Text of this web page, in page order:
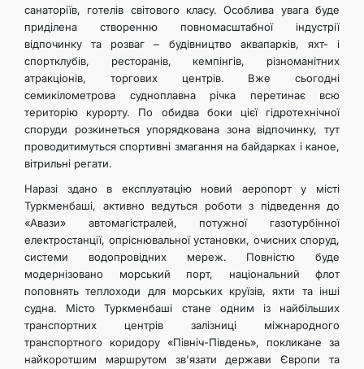
санаторіїв, готелів світового класу. Особлива увага буде
приділена створенню повномасштабної індустрії
відпочинку та розваг – будівництво аквапарків, яхт- і
спортклубів, ресторанів, кемпінгів, різноманітних
атракціонів, торгових центрів. Вже сьогодні
семикілометрова судноплавна річка перетинає всю
територію курорту. По обидва боки цієї гідротехнічної
споруди розкинеться упорядкована зона відпочинку, тут
проводитимуться спортивні змагання на байдарках і каное,
вітрильні регати.
Наразі здано в експлуатацію новий аеропорт у місті
Туркменбаші, активно ведуться роботи з підведення до
«Авази» автомагістралей, потужної газотурбінної
електростанції, опріснювальної установки, очисних споруд,
системи водопровідних мереж. Повністю буде
модернізовано морський порт, національний флот
поповнять теплоходи для морських круїзів, яхти та інші
судна. Місто Туркменбаші стане одним із найбільших
транспортних центрів залізниці міжнародного
транспортного коридору «Північ-Південь», покликане за
найкоротшим маршрутом зв'язати держави Європи та